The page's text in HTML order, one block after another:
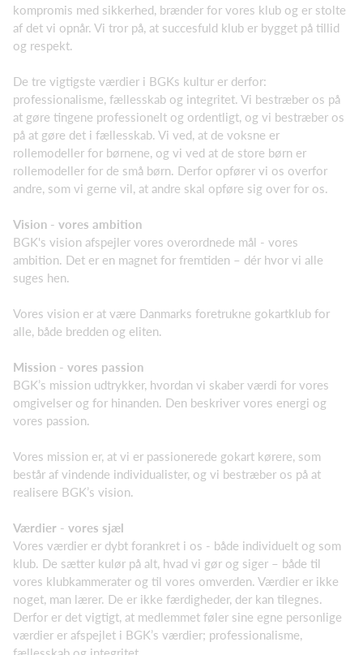
kompromis med sikkerhed, brænder for vores klub og er stolte
af det vi opnår. Vi tror på, at succesfuld klub er bygget på tillid
og respekt.
De tre vigtigste værdier i BGKs kultur er derfor:
professionalisme, fællesskab og integritet. Vi bestræber os på
at gøre tingene professionelt og ordentligt, og vi bestræber os
på at gøre det i fællesskab. Vi ved, at de voksne er
rollemodeller for børnene, og vi ved at de store børn er
rollemodeller for de små børn. Derfor opfører vi os overfor
andre, som vi gerne vil, at andre skal opføre sig over for os.
Vision - vores ambition
BGK's vision afspejler vores overordnede mål - vores
ambition. Det er en magnet for fremtiden – dér hvor vi alle
suges hen.
Vores vision er at være Danmarks foretrukne gokartklub for
alle, både bredden og eliten.
Mission - vores passion
BGK’s mission udtrykker, hvordan vi skaber værdi for vores
omgivelser og for hinanden. Den beskriver vores energi og
vores passion.
Vores mission er, at vi er passionerede gokart kørere, som
består af vindende individualister, og vi bestræber os på at
realisere BGK’s vision.
Værdier - vores sjæl
Vores værdier er dybt forankret i os - både individuelt og som
klub. De sætter kulør på alt, hvad vi gør og siger – både til
vores klubkammerater og til vores omverden. Værdier er ikke
noget, man lærer. De er ikke færdigheder, der kan tilegnes.
Derfor er det vigtigt, at medlemmet føler sine egne personlige
værdier er afspejlet i BGK’s værdier; professionalisme,